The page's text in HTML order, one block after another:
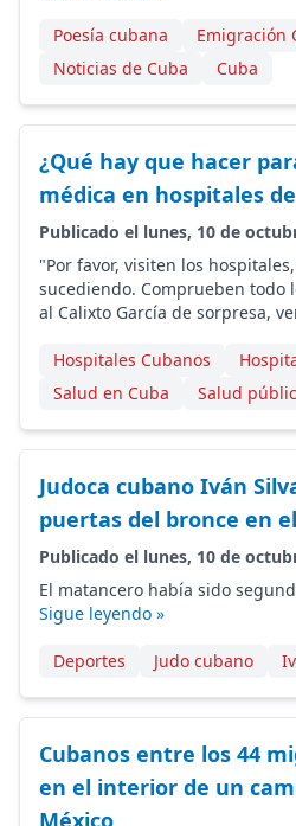
Poesía cubana
Emigración
Noticias de Cuba
Cuba
¿Qué hay que hacer
médica en hospitales
Publicado el lunes, 10 de
"Por favor, visiten los
sucediendo. Comprueben todo
al Calixto García de sorpresa,
Hospitales Cubanos
Salud en Cuba
Salud
Judoca cubano Iván
puertas del bronce en
Publicado el lunes, 10 de
El matancero había sido
Sigue leyendo »
Deportes Judo cubano
Cubanos entre los 44
en el interior de un
México